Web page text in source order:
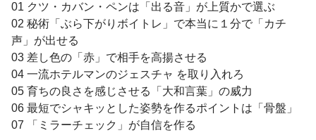
01 クツ・カバン・ペンは「出る音」が上質かで選ぶ
02 秘術「ぶら下がりボイトレ」で本当に１分で「カチ
声」が出せる
03 差し色の「赤」で相手を高揚させる
04 一流ホテルマンのジェスチャ を取り入れろ
05 育ちの良さを感じさせる「大和言葉」の威力
06 最短でシャキッとした姿勢を作るポイントは「骨盤」
07 「ミラーチェック」が自信を作る